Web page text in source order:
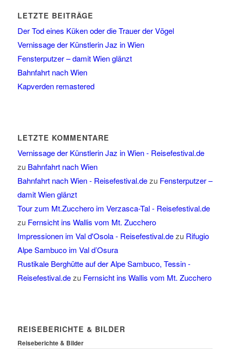
LETZTE BEITRÄGE
Der Tod eines Küken oder die Trauer der Vögel
Vernissage der Künstlerin Jaz in Wien
Fensterputzer – damit Wien glänzt
Bahnfahrt nach Wien
Kapverden remastered
LETZTE KOMMENTARE
Vernissage der Künstlerin Jaz in Wien - Reisefestival.de
zu Bahnfahrt nach Wien
Bahnfahrt nach Wien - Reisefestival.dezu Fensterputzer –
damit Wien glänzt
Tour zum Mt.Zucchero im Verzasca-Tal - Reisefestival.de
zu Fernsicht ins Wallis vom Mt. Zucchero
Impressionen im Val d'Osola - Reisefestival.dezu Rifugio
Alpe Sambuco im Val d’Osura
Rustikale Berghütte auf der Alpe Sambuco, Tessin -
Reisefestival.dezu Fernsicht ins Wallis vom Mt. Zucchero
REISEBERICHTE & BILDER
Reiseberichte & Bilder